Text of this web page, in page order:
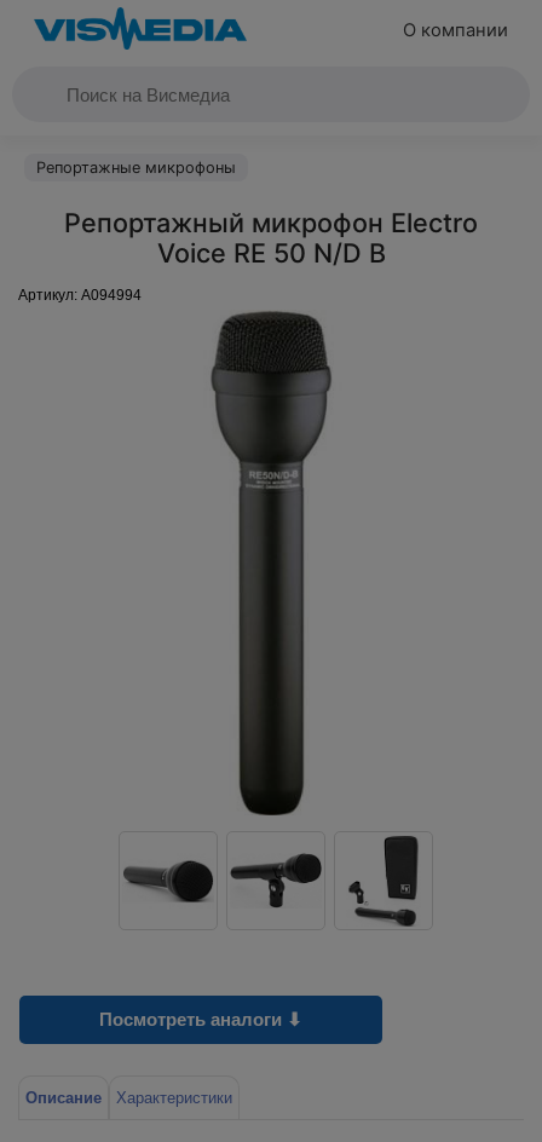
О компании
Репортажные микрофоны
Репортажный микрофон Electro
Voice RE 50 N/D B
Артикул: A094994
Посмотреть аналоги ⬇
Описание Характеристики